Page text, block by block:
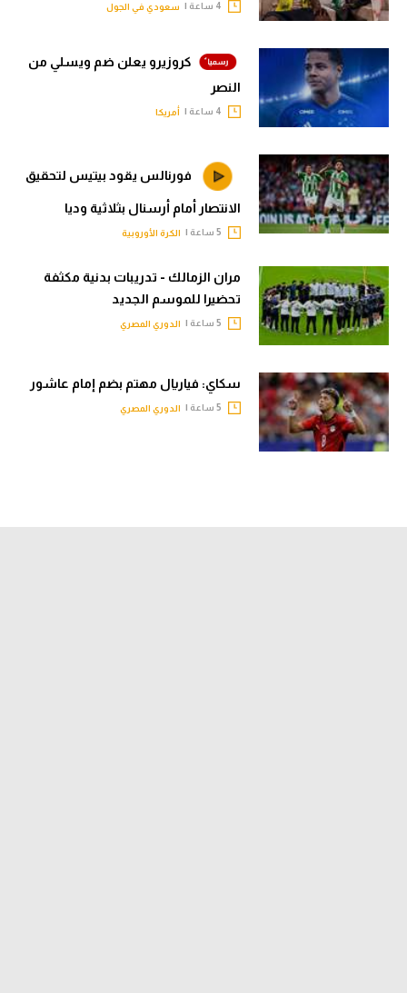
سعودي في الجول
كروزيرو يعلن ضم ويسلي من
النصر
أمريكا
فورنالس يقود بيتيس لتحقيق
الانتصار أمام أرسنال بثلاثية وديا
الكرة الأوروبية
مران الزمالك - تدريبات بدنية مكثفة
تحضيرا للموسم الجديد
الدوري المصري
سكاي: فياريال مهتم بضم إمام عاشور
الدوري المصري